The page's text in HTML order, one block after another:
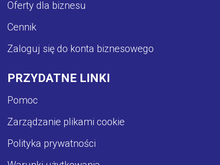
Oferty dla biznesu
Cennik
Zaloguj się do konta biznesowego
PRZYDATNE LINKI
Pomoc
Zarządzanie plikami cookie
Polityka prywatności